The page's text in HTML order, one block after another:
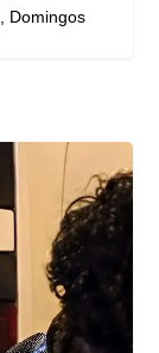
Domingos